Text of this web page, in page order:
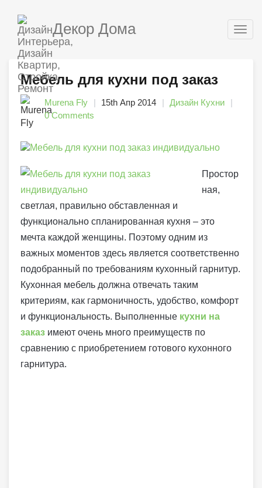
Декор Дома
Мебель для кухни под заказ
Murena Fly 15th Апр 2014
Дизайн Кухни
0 Comments
Простор
ная,
светлая, правильно обставленная и
функционально спланированная кухня – это
мечта каждой женщины. Поэтому одним из
важных моментов здесь является соответственно
подобранный по требованиям кухонный гарнитур.
Кухонная мебель должна отвечать таким
критериям, как гармоничность, удобство, комфорт
и функциональность. Выполненные кухни на
заказ имеют очень много преимуществ по
сравнению с приобретением готового кухонного
гарнитура.